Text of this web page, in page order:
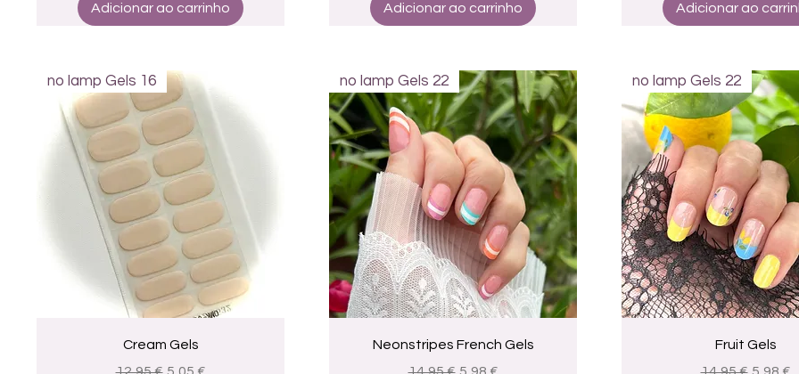
Adicionar ao carrinho Adicionar ao carrinho Adicionar ao
Visualização rápida
no lamp Gels 16
Cream Gels
Preço normalPreço promocional
Visualização rápida
no lamp Gels 22
Neonstripes French Gels
Preço normalPreço promocional
Visualização rápida
no lamp Gels 22
Fruit Gels
Preço normal
Preço